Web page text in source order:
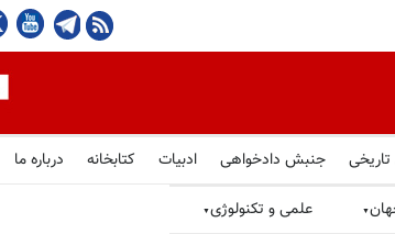
جنبش دادخواهی ادبیات کتابخانه درباره ما
▼ علمی و تکنولوژی▼